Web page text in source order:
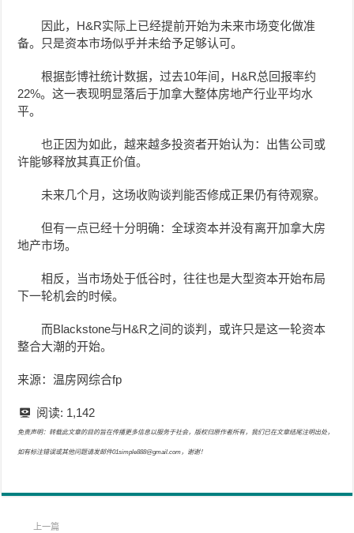
因此，H&R实际上已经提前开始为未来市场变化做准
备。只是资本市场似乎并未给予足够认可。
根据彭博社统计数据，过去10年间，H&R总回报率约
22%。这一表现明显落后于加拿大整体房地产行业平均水
平。
也正因为如此，越来越多投资者开始认为：出售公司或
许能够释放其真正价值。
未来几个月，这场收购谈判能否修成正果仍有待观察。
但有一点已经十分明确：全球资本并没有离开加拿大房
地产市场。
相反，当市场处于低谷时，往往也是大型资本开始布局
下一轮机会的时候。
而Blackstone与H&R之间的谈判，或许只是这一轮资本
整合大潮的开始。
来源：温房网综合fp
阅读: 1,142
免责声明：转载此文章的目的旨在传播更多信息以服务于社会，版权归原作者所有，我们已在文章结尾注明出处，
如有标注错误或其他问题请发邮件01simple888@gmail.com，谢谢！
上一篇